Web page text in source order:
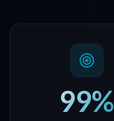
99%